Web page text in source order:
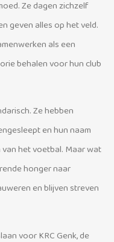
Ze dagen zichzelf
geven alles op het veld.
als een
behalen voor hun club
Ze hebben
en hun naam
het voetbal. Maar wat
honger naar
en blijven streven
voor KRC Genk, de